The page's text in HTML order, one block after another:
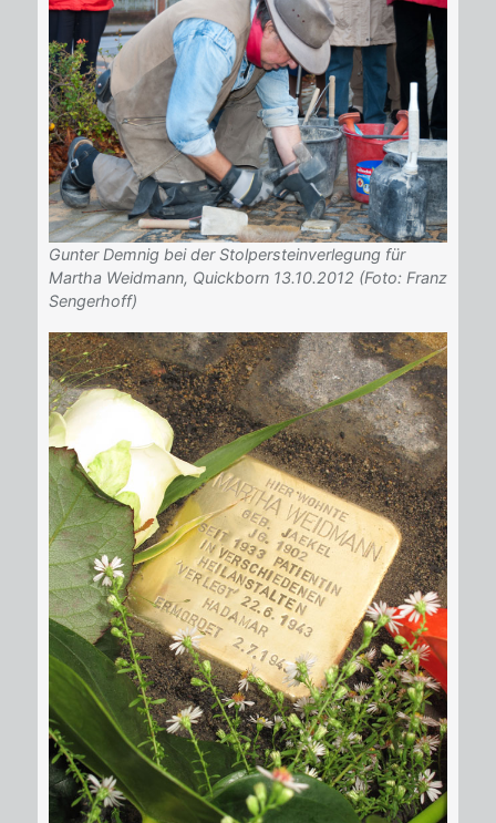
Gunter Demnig bei der Stolpersteinverlegung für
Martha Weidmann, Quickborn 13.10.2012 (Foto: Franz
Sengerhoff)